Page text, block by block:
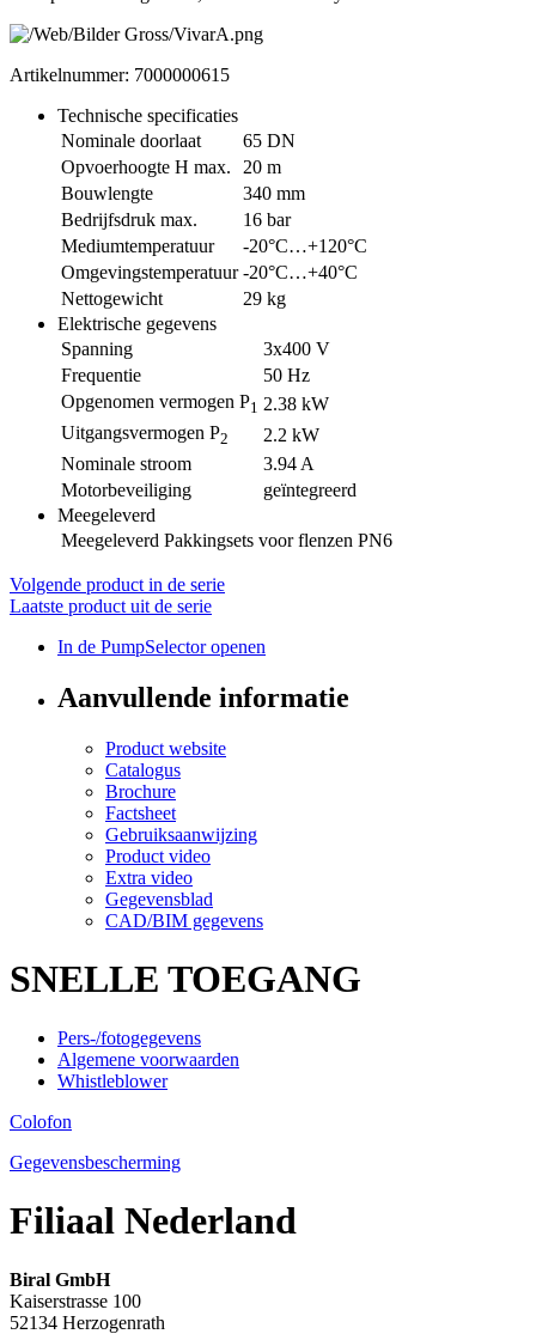
Artikelnummer: 7000000615
Technische specificaties
Nominale doorlaat
65 DN
Opvoerhoogte H max.
20 m
Bouwlengte
340 mm
Bedrijfsdruk max.
16 bar
Mediumtemperatuur
-20°C…+120°C
Omgevingstemperatuur -20°C…+40°C
Nettogewicht
29 kg
Elektrische gegevens
Spanning
3x400 V
Frequentie
50 Hz
Opgenomen vermogen P1 2.38 kW
Uitgangsvermogen P2
2.2 kW
Nominale stroom
3.94 A
Motorbeveiliging
geïntegreerd
Meegeleverd
Meegeleverd Pakkingsets voor flenzen PN6
Volgende product in de serie
Laatste product uit de serie
In de PumpSelector openen
Aanvullende informatie
Product website
Catalogus
Brochure
Factsheet
Gebruiksaanwijzing
Product video
Extra video
Gegevensblad
CAD/BIM gegevens
SNELLE TOEGANG
Pers-/fotogegevens
Algemene voorwaarden
Whistleblower
Colofon
Gegevensbescherming
Filiaal Nederland
Biral GmbH
Kaiserstrasse 100
52134 Herzogenrath